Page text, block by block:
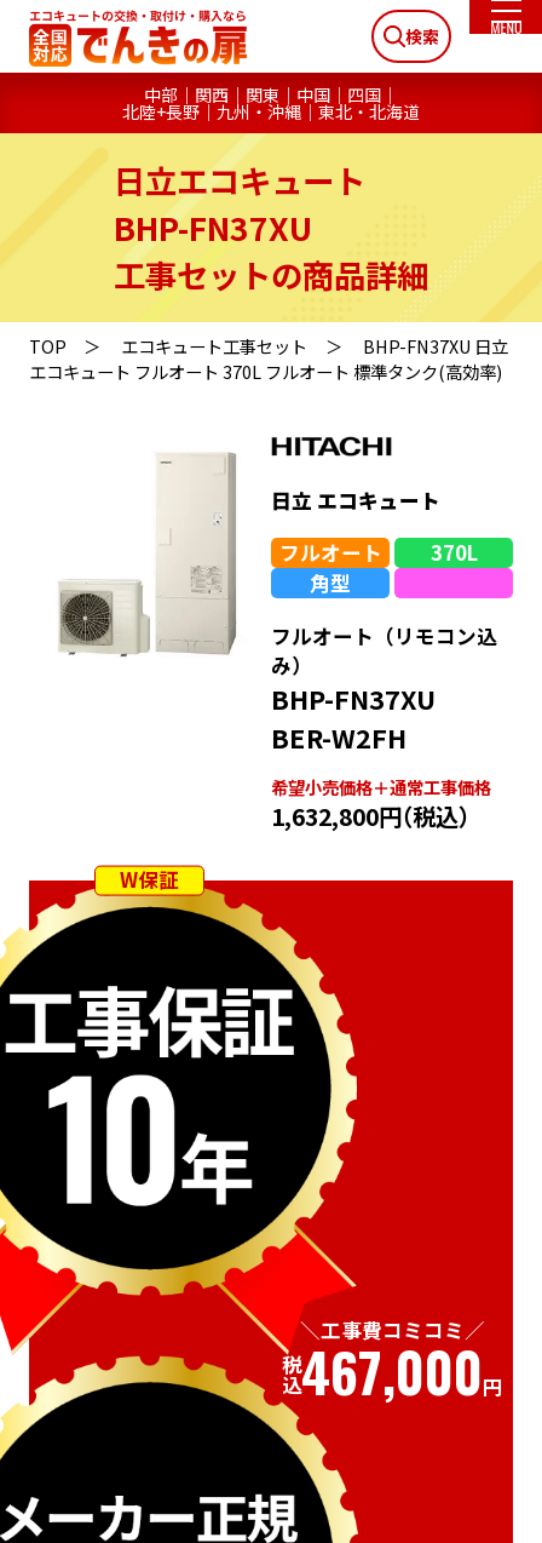
検索
中部 関西 関東 中国 四国
北陸+長野 九州・沖縄 東北・北海道
日立エコキュート
BHP-FN37XU
工事セットの商品詳細
TOP エコキュート工事セット
BHP-FN37XU 日立
エコキュート フルオート 370L フルオート 標準タンク(高効率)
日立 エコキュート
フルオート
370L
角型
フルオート（リモコン込
み）
BHP-FN37XU
BER-W2FH
希望⼩売価格＋通常⼯事価格
1,632,800円（税込）
W保証
工事費コミコミ
税込467,000円